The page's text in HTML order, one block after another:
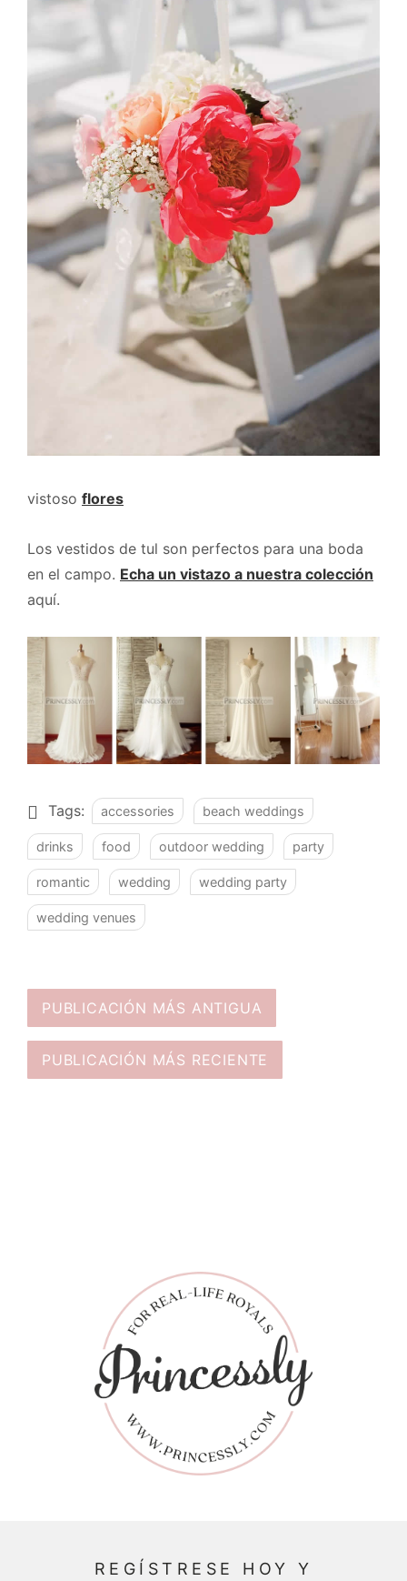
vistoso flores
Los vestidos de tul son perfectos para una boda
en el campo. Echa un vistazo a nuestra colección
aquí.
Tags: accessories beach weddings
drinks food outdoor wedding party
romantic wedding wedding party
wedding venues
PUBLICACIÓN MÁS ANTIGUA
PUBLICACIÓN MÁS RECIENTE
REGÍSTRESE HOY Y